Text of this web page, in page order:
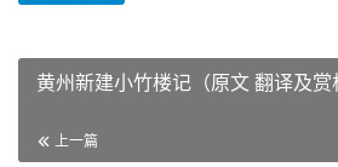
黄州新建小竹楼记（原文 翻译及赏
上一篇